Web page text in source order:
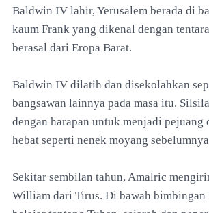
Baldwin IV lahir, Yerusalem berada di
kaum Frank yang dikenal dengan
berasal dari Eropa Barat.
Baldwin IV dilatih dan disekolahkan
bangsawan lainnya pada masa itu.
dengan harapan untuk menjadi pejuang
hebat seperti nenek moyang
Sekitar sembilan tahun, Amalric
William dari Tirus. Di bawah